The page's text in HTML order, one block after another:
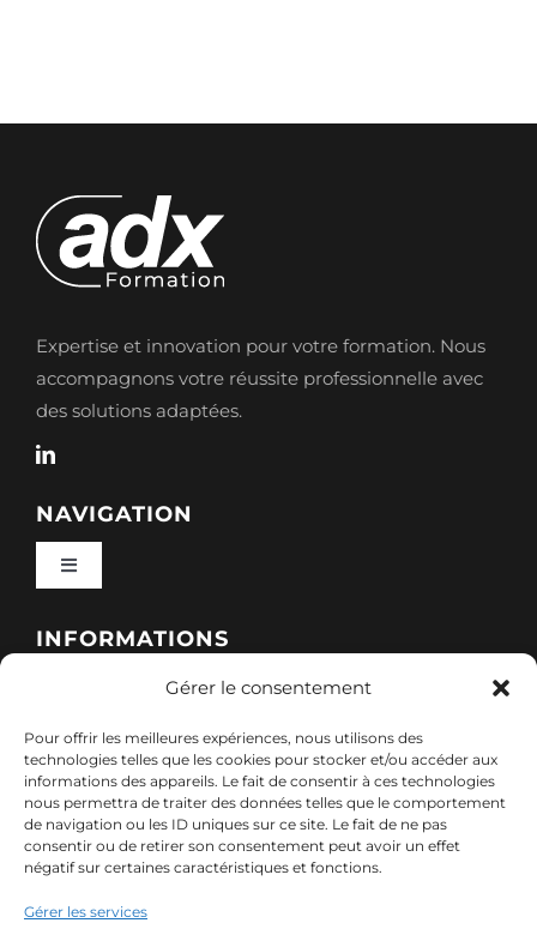
Gérer le consentement
Pour offrir les meilleures expériences, nous utilisons des
technologies telles que les cookies pour stocker et/ou accéder aux
informations des appareils. Le fait de consentir à ces technologies
nous permettra de traiter des données telles que le comportement
de navigation ou les ID uniques sur ce site. Le fait de ne pas
consentir ou de retirer son consentement peut avoir un effet
négatif sur certaines caractéristiques et fonctions.
Gérer les services
Expertise et innovation pour votre formation. Nous
accompagnons votre réussite professionnelle avec
des solutions adaptées.
NAVIGATION
Toggle
Qui sommes-nous ?
Nos sessions
Ressources
INFORMATIONS
Politique de cookies (UE)
Mentions légales
Politique de confidentialité des données (RGPD)
CONTACT
7, rue de Marigné-Peuton – 53200 Château-
Gontier
contact@adx-formation.com